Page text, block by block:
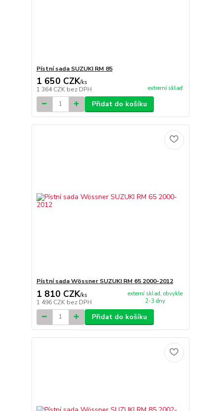
Pístní sada SUZUKI RM 85
1 650 CZK/ks
1 364 CZK bez DPH extrerní sklad
Přidat do košíku
Pístní sada Wössner SUZUKI RM 65 2000-2012
1 810 CZK/ks
1 496 CZK bez DPH
externí sklad, obvykle
2-3 dny
Přidat do košíku